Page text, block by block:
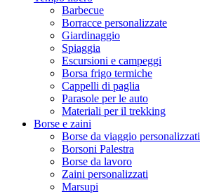
Barbecue
Borracce personalizzate
Giardinaggio
Spiaggia
Escursioni e campeggi
Borsa frigo termiche
Cappelli di paglia
Parasole per le auto
Materiali per il trekking
Borse e zaini
Borse da viaggio personalizzati
Borsoni Palestra
Borse da lavoro
Zaini personalizzati
Marsupi